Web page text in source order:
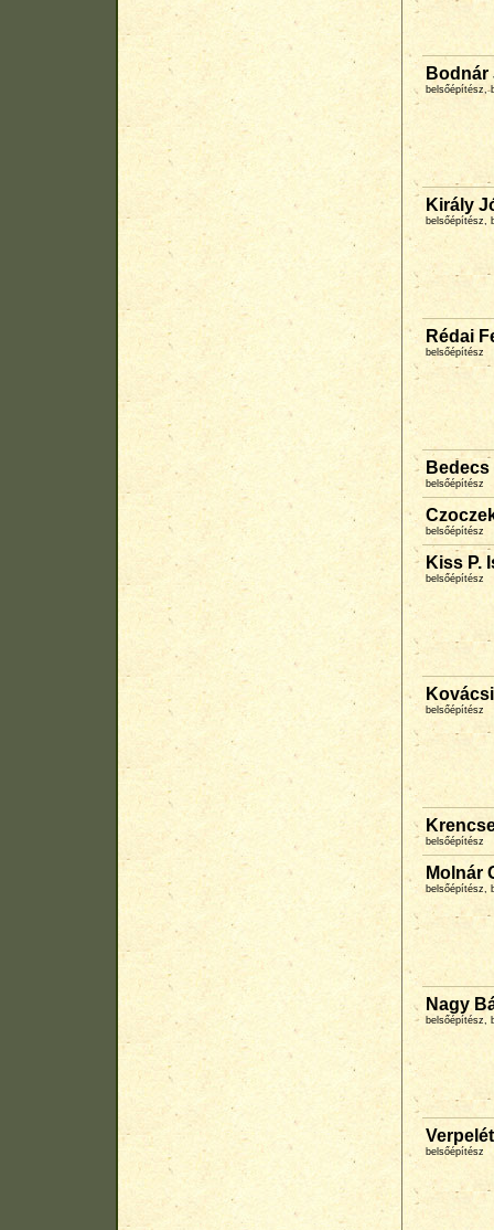
Bodnár
belsőépítész,
Király
belsőépítész,
Rédai
belsőépítész
belsőépítész
belsőépítész
Kiss P.
belsőépítész
belsőépítész
belsőépítész
Molnár
belsőépítész,
Nagy
belsőépítész,
belsőépítész